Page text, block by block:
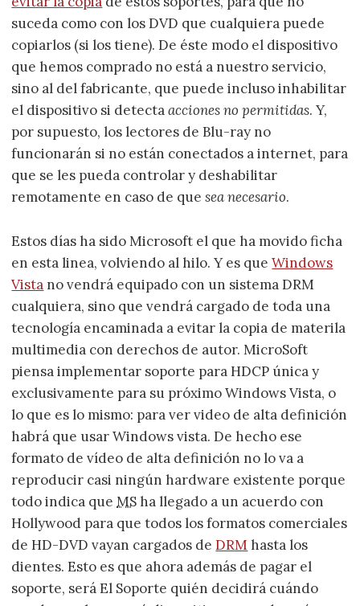
suceda como con los DVD que cualquiera puede
copiarlos (si los tiene). De éste modo el dispositivo
que hemos comprado no está a nuestro servicio,
sino al del fabricante, que puede incluso inhabilitar
el dispositivo si detectaacciones no permitidas. Y,
por supuesto, los lectores de Blu-ray no
funcionarán si no están conectados a internet, para
que se les pueda controlar y deshabilitar
remotamente en caso de quesea necesario.
Estos días ha sido Microsoft el que ha movido ficha
en esta linea, volviendo al hilo. Y es queWindows
Vista no vendrá equipado con un sistema DRM
cualquiera, sino que vendrá cargado de toda una
tecnología encaminada a evitar la copia de materila
multimedia con derechos de autor. MicroSoft
piensa implementar soporte para HDCP única y
exclusivamente para su próximo Windows Vista, o
lo que es lo mismo: para ver video de alta definición
habrá que usar Windows vista. De hecho ese
formato de vídeo de alta definición no lo va a
reproducir casi ningún hardware existente porque
todo indica queMSha llegado a un acuerdo con
Hollywood para que todos los formatos comerciales
de HD-DVD vayan cargados deDRMhasta los
dientes. Esto es que ahora además de pagar el
soporte, será El Soporte quién decidirá cuándo